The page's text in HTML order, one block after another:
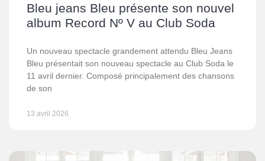
Bleu jeans Bleu présente son nouvel
album Record Nº V au Club Soda
Un nouveau spectacle grandement attendu Bleu Jeans
Bleu présentait son nouveau spectacle au Club Soda le
11 avril dernier. Composé principalement des chansons
de son
13 avril 2026